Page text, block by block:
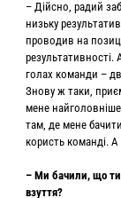
– Дійсно, радий
низьку
проводив на
результативності.
голах команди –
Знову ж таки,
мене
там, де мене
користь команді.
– Ми бачили, що ти
взуття?